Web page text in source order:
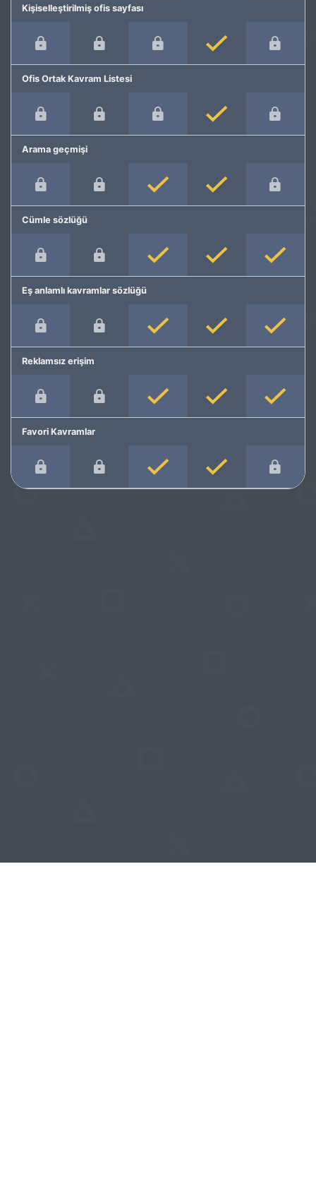
Kişiselleştirilmiş ofis sayfası
Ofis Ortak Kavram Listesi
Arama geçmişi
Cümle sözlüğü
Eş anlamlı kavramlar sözlüğü
Reklamsız erişim
Favori Kavramlar